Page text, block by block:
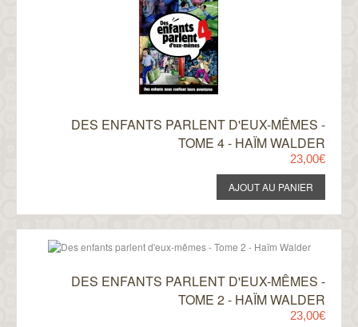
DES ENFANTS PARLENT D'EUX-MÊMES -
TOME 4 - HAÏM WALDER
23,00€
DES ENFANTS PARLENT D'EUX-MÊMES -
TOME 2 - HAÏM WALDER
23,00€